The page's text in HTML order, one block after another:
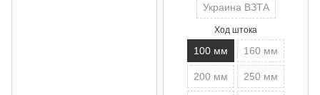
Украина ВЗТА
Ход штока
100 мм 160 мм
200 мм 250 мм